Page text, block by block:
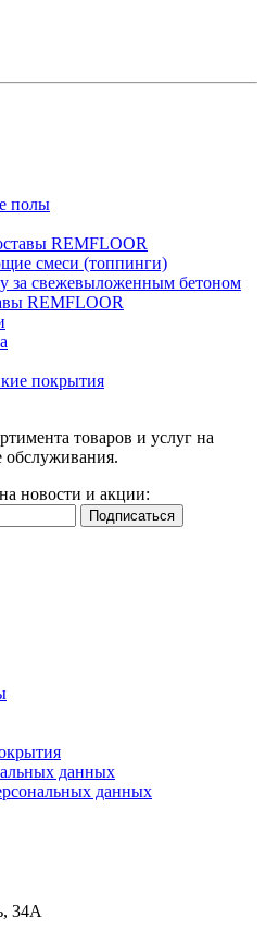
полы
REMFLOOR
смеси (топпинги)
за свежевыложенным бетоном
REMFLOOR
покрытия
товаров и услуг на
обслуживания.
новости и акции:
данных
данных
34А